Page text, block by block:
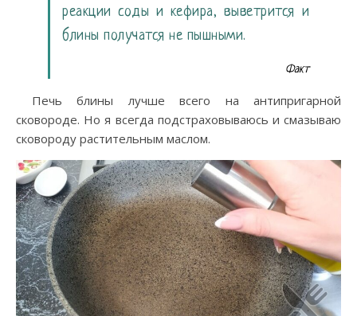
реакции соды и кефира, выветрится и
блины получатся не пышными.
Факт
Печь блины лучше всего на антипригарной
сковороде. Но я всегда подстраховываюсь и смазываю
сковороду растительным маслом.